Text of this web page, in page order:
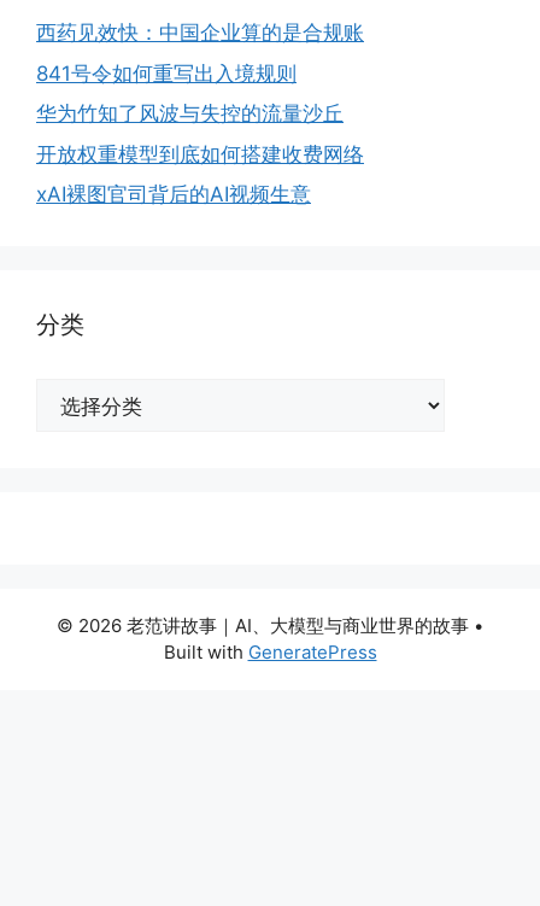
西药见效快：中国企业算的是合规账
841号令如何重写出入境规则
华为竹知了风波与失控的流量沙丘
开放权重模型到底如何搭建收费网络
xAI裸图官司背后的AI视频生意
分类
© 2026 老范讲故事｜AI、大模型与商业世界的故事 •
Built with GeneratePress